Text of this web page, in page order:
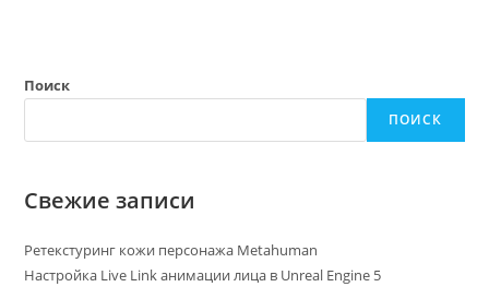
Поиск
ПОИСК
Свежие записи
Ретекстуринг кожи персонажа Metahuman
Настройка Live Link анимации лица в Unreal Engine 5